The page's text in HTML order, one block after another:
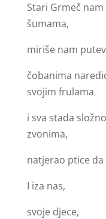
Stari Grmeč
šumama,
miriše nam
čobanima
svojim frulama
i sva stada
zvonima,
natjerao ptice da
I iza nas,
svoje djece,